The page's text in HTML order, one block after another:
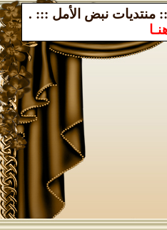
نبض الأمل ::: .